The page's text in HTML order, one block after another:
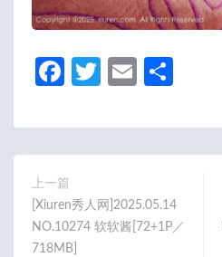
Fa
b
o
o
k
T
itt
er
E
ail
上一篇
[Xiuren秀人网]2025.05.14
NO.10274 软软酱[72+1P／
718MB]